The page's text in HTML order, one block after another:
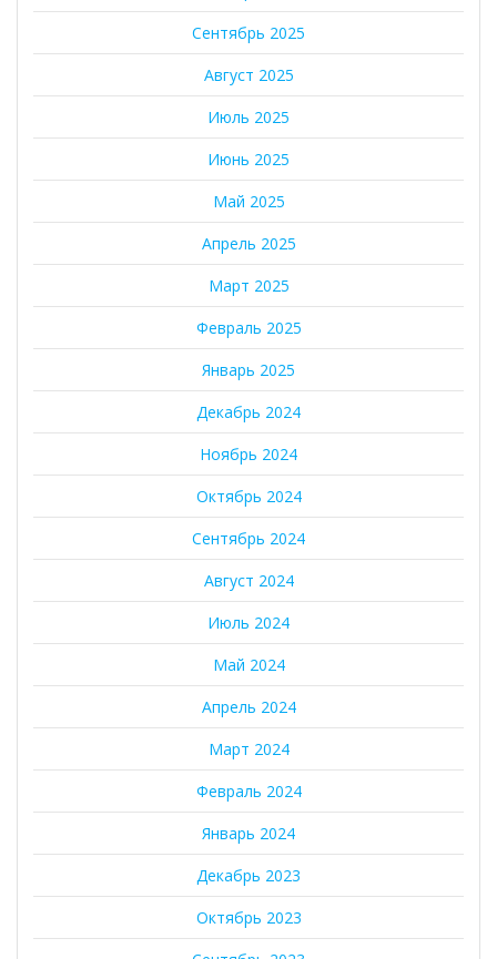
Сентябрь 2025
Август 2025
Июль 2025
Июнь 2025
Май 2025
Апрель 2025
Март 2025
Февраль 2025
Январь 2025
Декабрь 2024
Ноябрь 2024
Октябрь 2024
Сентябрь 2024
Август 2024
Июль 2024
Май 2024
Апрель 2024
Март 2024
Февраль 2024
Январь 2024
Декабрь 2023
Октябрь 2023